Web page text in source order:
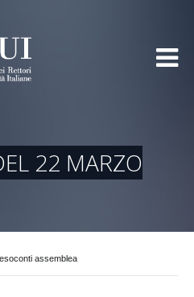
22 MARZO
assemblea